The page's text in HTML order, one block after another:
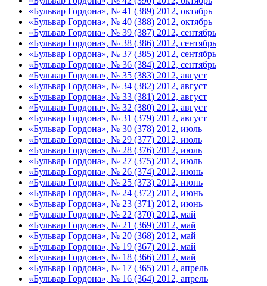
«Бульвар Гордона», № 41 (389) 2012, октябрь
«Бульвар Гордона», № 40 (388) 2012, октябрь
«Бульвар Гордона», № 39 (387) 2012, сентябрь
«Бульвар Гордона», № 38 (386) 2012, сентябрь
«Бульвар Гордона», № 37 (385) 2012, сентябрь
«Бульвар Гордона», № 36 (384) 2012, сентябрь
«Бульвар Гордона», № 35 (383) 2012, август
«Бульвар Гордона», № 34 (382) 2012, август
«Бульвар Гордона», № 33 (381) 2012, август
«Бульвар Гордона», № 32 (380) 2012, август
«Бульвар Гордона», № 31 (379) 2012, август
«Бульвар Гордона», № 30 (378) 2012, июль
«Бульвар Гордона», № 29 (377) 2012, июль
«Бульвар Гордона», № 28 (376) 2012, июль
«Бульвар Гордона», № 27 (375) 2012, июль
«Бульвар Гордона», № 26 (374) 2012, июнь
«Бульвар Гордона», № 25 (373) 2012, июнь
«Бульвар Гордона», № 24 (372) 2012, июнь
«Бульвар Гордона», № 23 (371) 2012, июнь
«Бульвар Гордона», № 22 (370) 2012, май
«Бульвар Гордона», № 21 (369) 2012, май
«Бульвар Гордона», № 20 (368) 2012, май
«Бульвар Гордона», № 19 (367) 2012, май
«Бульвар Гордона», № 18 (366) 2012, май
«Бульвар Гордона», № 17 (365) 2012, апрель
«Бульвар Гордона», № 16 (364) 2012, апрель